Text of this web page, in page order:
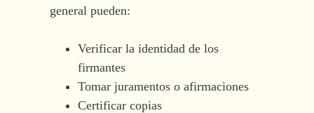
general pueden:
Verificar la identidad de los
firmantes
Tomar juramentos o afirmaciones
Certificar copias